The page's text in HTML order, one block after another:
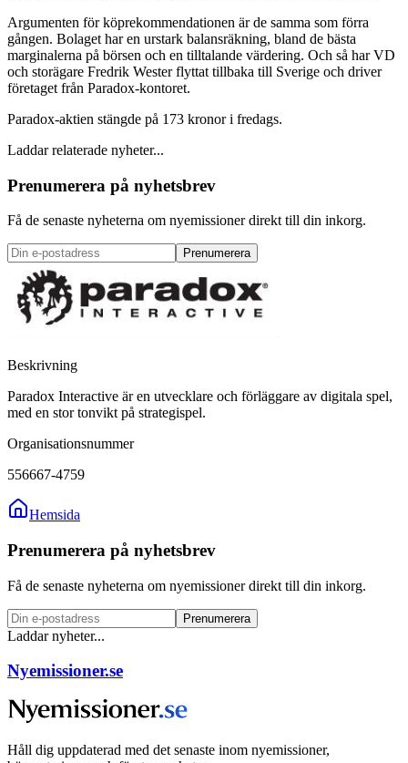
Argumenten för köprekommendationen är de samma som förra
gången. Bolaget har en urstark balansräkning, bland de bästa
marginalerna på börsen och en tilltalande värdering. Och så har VD
och storägare Fredrik Wester flyttat tillbaka till Sverige och driver
företaget från Paradox-kontoret.
Paradox-aktien stängde på 173 kronor i fredags.
Laddar relaterade nyheter...
Prenumerera på nyhetsbrev
Få de senaste nyheterna om nyemissioner direkt till din inkorg.
Prenumerera
Beskrivning
Paradox Interactive är en utvecklare och förläggare av digitala spel,
med en stor tonvikt på strategispel.
Organisationsnummer
556667-4759
Hemsida
Prenumerera på nyhetsbrev
Få de senaste nyheterna om nyemissioner direkt till din inkorg.
Prenumerera
Laddar nyheter...
Nyemissioner.se
Håll dig uppdaterad med det senaste inom nyemissioner,